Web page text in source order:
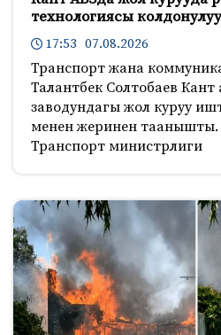
технологиясы
17:53 07.08.2026
Транспорт жана
Талантбек Солтобаев Кант
заводундагы жол куруу
менен жеринен таанышты.
Транспорт министрлиги